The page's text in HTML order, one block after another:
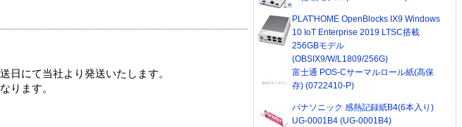
日にて当社より発送いたします。
ります。
PLAT'HOME OpenBlocks IX9 Windows
10 IoT Enterprise 2019 LTSC搭載
256GBモデル
(OBSIX9/W/L1809/256G)
富士通 POS-Cサーマルロール紙(高保
存) (0722410-P)
パナソニック 感熱記録紙B4(6本入り)
UG-0001B4 (UG-0001B4)